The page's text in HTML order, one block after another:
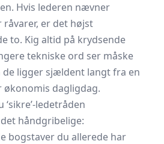
Hvis lederen nævner
råvarer, er det højst
to. Kig altid på krydsende
tekniske ord ser måske
de ligger sjældent langt fra en
dagligdag.
ledetråden
håndgribelige:
bogstaver du allerede har